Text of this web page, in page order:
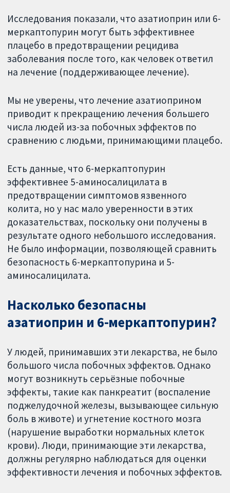
Исследования показали, что азатиоприн или 6-
меркаптопурин могут быть эффективнее
плацебо в предотвращении рецидива
заболевания после того, как человек ответил
на лечение (поддерживающее лечение).
Мы не уверены, что лечение азатиоприном
приводит к прекращению лечения большего
числа людей из-за побочных эффектов по
сравнению с людьми, принимающими плацебо.
Есть данные, что 6-меркаптопурин
эффективнее 5-аминосалицилата в
предотвращении симптомов язвенного
колита, но у нас мало уверенности в этих
доказательствах, поскольку они получены в
результате одного небольшого исследования.
Не было информации, позволяющей сравнить
безопасность 6-меркаптопурина и 5-
аминосалицилата.
Насколько безопасны
азатиоприн и 6-меркаптопурин?
У людей, принимавших эти лекарства, не было
большого числа побочных эффектов. Однако
могут возникнуть серьёзные побочные
эффекты, такие как панкреатит (воспаление
поджелудочной железы, вызывающее сильную
боль в животе) и угнетение костного мозга
(нарушение выработки нормальных клеток
крови). Люди, принимающие эти лекарства,
должны регулярно наблюдаться для оценки
эффективности лечения и побочных эффектов.